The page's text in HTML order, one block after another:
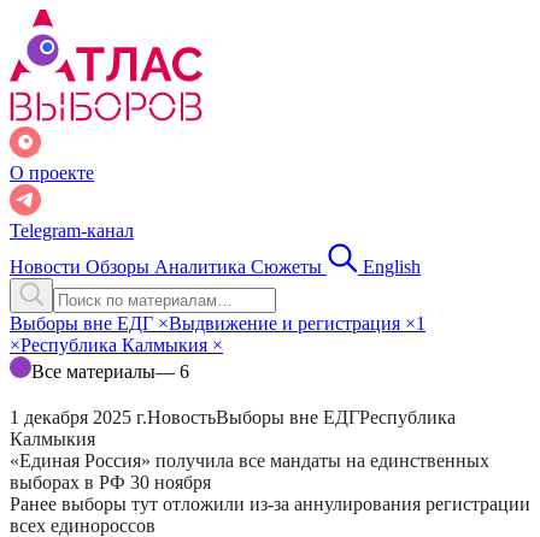
О проекте
Telegram-канал
Новости Обзоры Аналитика Сюжеты English
Выборы вне ЕДГ ×Выдвижение и регистрация ×1
×Республика Калмыкия ×
Все материалы— 6
1 декабря 2025 г.НовостьВыборы вне ЕДГРеспублика
Калмыкия
«Единая Россия» получила все мандаты на единственных
выборах в РФ 30 ноября
Ранее выборы тут отложили из-за аннулирования регистрации
всех единороссов